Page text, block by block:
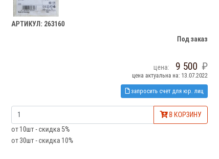
АРТИКУЛ: 263160
Под заказ
цена: 9 500
цена актуальна на: 13.07.2022
запросить счет для юр. лиц
В КОРЗИНУ
от 10шт - скидка 5%
от 30шт - скидка 10%